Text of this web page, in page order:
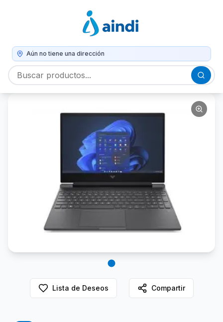
Aún no tiene una dirección
Lista de Deseos Compartir